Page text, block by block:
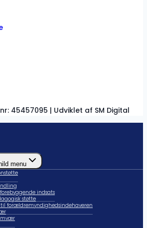
45457095 | Udviklet af SM Digital
menu
indsats
støtte
til forældremyndighedsindehaveren